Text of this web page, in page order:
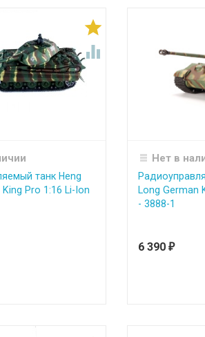


танк Heng
Pro 1:16 Li-Ion
Нет в
Long German
- 3888-1
6 390 ₽